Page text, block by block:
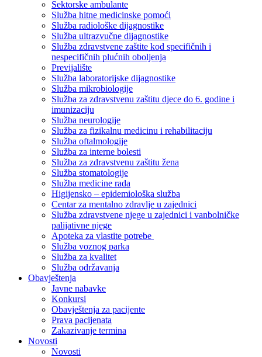
Sektorske ambulante
Služba hitne medicinske pomoći
Služba radiološke dijagnostike
Služba ultrazvučne dijagnostike
Služba zdravstvene zaštite kod specifičnih i
nespecifičnih plućnih oboljenja
Previjalište
Služba laboratorijske dijagnostike
Služba mikrobiologije
Služba za zdravstvenu zaštitu djece do 6. godine i
imunizaciju
Služba neurologije
Služba za fizikalnu medicinu i rehabilitaciju
Služba oftalmologije
Služba za interne bolesti
Služba za zdravstvenu zaštitu žena
Služba stomatologije
Služba medicine rada
Higijensko – epidemiološka služba
Centar za mentalno zdravlje u zajednici
Služba zdravstvene njege u zajednici i vanbolničke
palijativne njege
Apoteka za vlastite potrebe
Služba voznog parka
Služba za kvalitet
Služba održavanja
Obavještenja
Javne nabavke
Konkursi
Obavještenja za pacijente
Prava pacijenata
Zakazivanje termina
Novosti
Novosti